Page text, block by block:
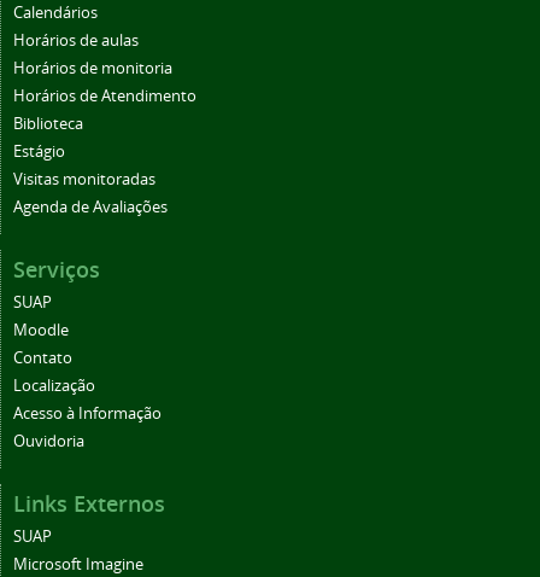
Calendários
Horários de aulas
Horários de monitoria
Horários de Atendimento
Biblioteca
Estágio
Visitas monitoradas
Agenda de Avaliações
Serviços
SUAP
Moodle
Contato
Localização
Acesso à Informação
Ouvidoria
Links Externos
SUAP
Microsoft Imagine